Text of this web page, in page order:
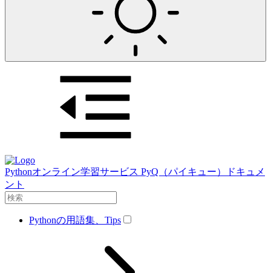
Pythonオンライン学習サービス PyQ（パイキュー）ドキュメ
ント
Pythonの用語集、Tips